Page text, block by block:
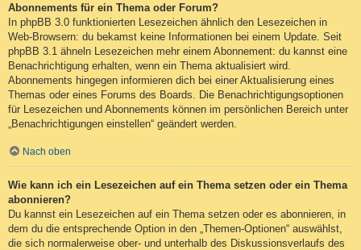
Abonnements für ein Thema oder Forum?
In phpBB 3.0 funktionierten Lesezeichen ähnlich den Lesezeichen in
Web-Browsern: du bekamst keine Informationen bei einem Update. Seit
phpBB 3.1 ähneln Lesezeichen mehr einem Abonnement: du kannst eine
Benachrichtigung erhalten, wenn ein Thema aktualisiert wird.
Abonnements hingegen informieren dich bei einer Aktualisierung eines
Themas oder eines Forums des Boards. Die Benachrichtigungsoptionen
für Lesezeichen und Abonnements können im persönlichen Bereich unter
„Benachrichtigungen einstellen“ geändert werden.
Nach oben
Wie kann ich ein Lesezeichen auf ein Thema setzen oder ein Thema
abonnieren?
Du kannst ein Lesezeichen auf ein Thema setzen oder es abonnieren, in
dem du die entsprechende Option in den „Themen-Optionen“ auswählst,
die sich normalerweise ober- und unterhalb des Diskussionsverlaufs des